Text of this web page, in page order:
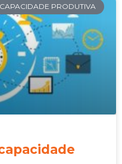
CAPACIDADE PRODUTIVA